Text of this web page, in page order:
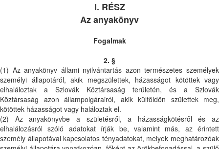
I. RÉSZ
Az anyakönyv
Fogalmak
2. §
(1) Az anyakönyv állami nyilvántartás azon természetes személyek
személyi állapotáról, akik megszülettek, házasságot kötöttek vagy
elhaláloztak a Szlovák Köztársaság területén, és a Szlovák
Köztársaság azon állampolgárairól, akik külföldön születtek meg,
kötöttek házasságot vagy haláloztak el.
(2) Az anyakönyvbe a születésről, a házasságkötésről és az
elhalálozásról szóló adatokat írják be, valamint más, az érintett
személy állapotával kapcsolatos tényadatokat, melyek meghatározóak